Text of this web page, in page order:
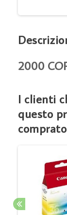
2000
I clienti
questo